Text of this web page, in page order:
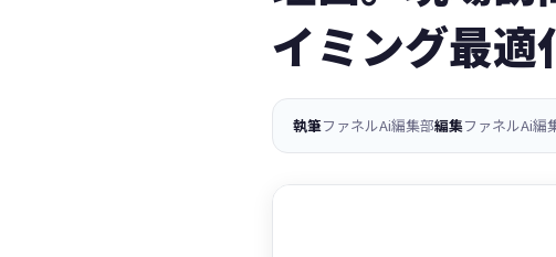
イミング最適
執筆ファネルAi編集部編集ファネルAi編